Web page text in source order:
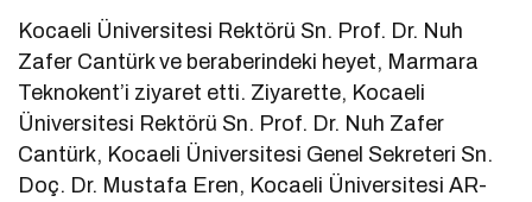
Kocaeli Üniversitesi Rektörü Sn. Prof. Dr. Nuh
Zafer Cantürk ve beraberindeki heyet, Marmara
Teknokent’i ziyaret etti. Ziyarette, Kocaeli
Üniversitesi Rektörü Sn. Prof. Dr. Nuh Zafer
Cantürk, Kocaeli Üniversitesi Genel Sekreteri Sn.
Doç. Dr. Mustafa Eren, Kocaeli Üniversitesi AR-